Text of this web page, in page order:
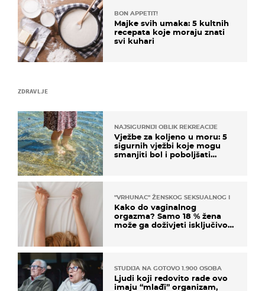
ZDRAVLJE
NAJSIGURNIJI OBLIK REKREACIJE
Vježbe za koljeno u moru: 5
sigurnih vježbi koje mogu
smanjiti bol i poboljšati
"VRHUNAC" ŽENSKOG SEKSUALNOG ISKUSTVA
Kako do vaginalnog
orgazma? Samo 18 % žena
može ga doživjeti isključivo
STUDIJA NA GOTOVO 1.900 OSOBA
Ljudi koji redovito rade ovo
imaju “mlađi” organizam,
BON APPETIT!
Majke svih umaka: 5 kultnih
recepata koje moraju znati
svi kuhari